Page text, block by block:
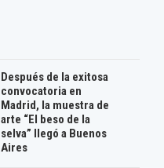
Después de la exitosa
convocatoria en
Madrid, la muestra de
arte “El beso de la
selva” llegó a Buenos
Aires